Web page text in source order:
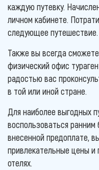
каждую путевку.
личном кабинете.
следующее путешествие.
Также вы всегда
физический офис
радостью вас
в той или иной стране.
Для наиболее выгодных
воспользоваться ранним
внесенной предоплате,
привлекательные цены и
отелях.